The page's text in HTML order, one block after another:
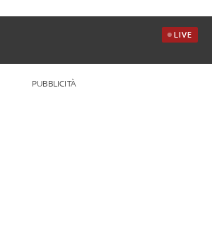
LIVE
PUBBLICITÀ